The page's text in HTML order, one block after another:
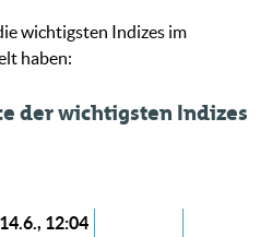
wichtigsten Indizes im
haben:
der wichtigsten Indizes
14.6., 12:04